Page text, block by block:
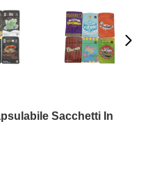
Sacchetti In